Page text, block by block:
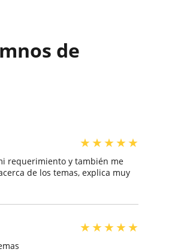
de
★★★★★
requerimiento y también me
de los temas, explica muy
★★★★★